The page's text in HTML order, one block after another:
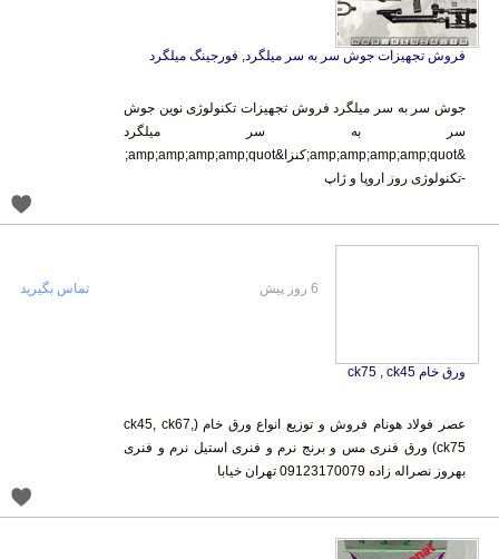
فروش تجهیزات جوش سر به سر میلگرد, فورجینگ میلگرد
جوش سر به سر میلگرد فروش تجهیزات تکنولوژی نوین جوش
سر به سر میلگرد
&amp;amp;amp;amp;quot;کنزا&amp;amp;amp;amp;quot;
-تکنولوژی روز اروپا و ژاپ
ورق خام ck75 , ck45
عصر فولاد هونام فروش و توزیع انواع ورق خام (ck45, ck67,
ck75) ورق فنری مس و برنج نرم و فنری استیل نرم و فنری
بهروز نصراله زاده 09123170079 تهران خیابا
6 روز پیش تماس بگیرید